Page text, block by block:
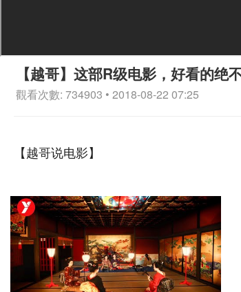
【越哥】这部R级电影，好看的绝
觀看次數: 734903 • 2018-08-22 07:25
【越哥说电影】